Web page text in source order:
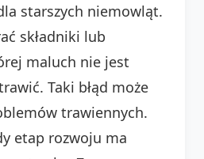
starszych niemowląt.
składniki lub
maluch nie jest
Taki błąd może
trawiennych.
etap rozwoju ma